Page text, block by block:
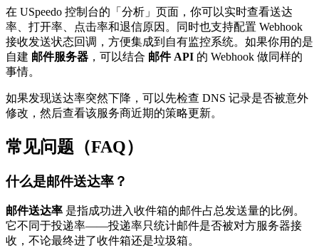
在 USpeedo 控制台的「分析」页面，你可以实时查看送达
率、打开率、点击率和退信原因。同时也支持配置 Webhook
接收发送状态回调，方便集成到自有监控系统。如果你用的是
自建 邮件服务器 ，可以结合 邮件 API 的 Webhook 做同样的
事情。
如果发现送达率突然下降，可以先检查 DNS 记录是否被意外
修改，然后查看该服务商近期的策略更新。
常见问题（FAQ）
什么是邮件送达率？
邮件送达率 是指成功进入收件箱的邮件占总发送量的比例。
它不同于投递率——投递率只统计邮件是否被对方服务器接
收，不论最终进了收件箱还是垃圾箱。